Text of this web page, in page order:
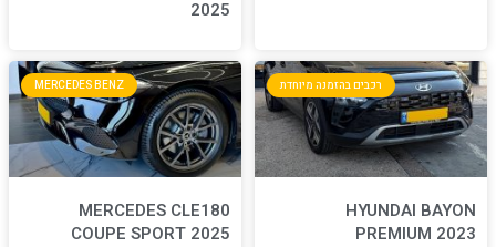
MERCEDES BENZ
MERCEDES CLE180
COUPE SPORT 2025